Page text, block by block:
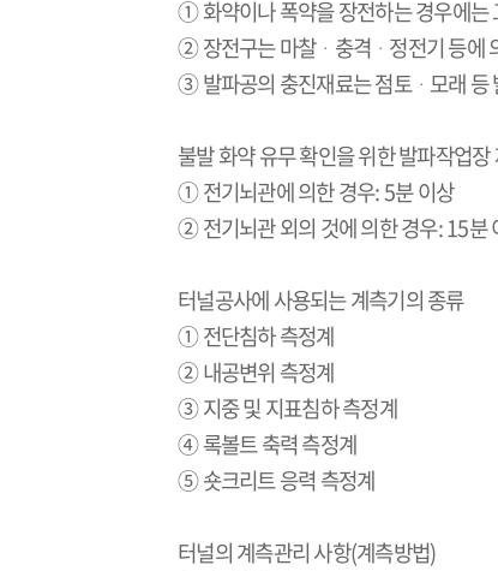
① 화약이나 폭약을 장전하는 경우에는
② 장전구는 마찰ᆞ충격ᆞ정전기 등에
③ 발파공의 충진재료는 점토ᆞ 모래 등
불발 화약 유무 확인을 위한 발파작업장
① 전기뇌관에 의한 경우: 5분 이상
② 전기뇌관 외의 것에 의한 경우: 15분
터널공사에 사용되는 계측기의 종류
① 전단침하 측정계
② 내공변위 측정계
③ 지중 및 지표침하 측정계
④ 록볼트 축력 측정계
⑤ 숏크리트 응력 측정계
터널의 계측관리 사항(계측방법)